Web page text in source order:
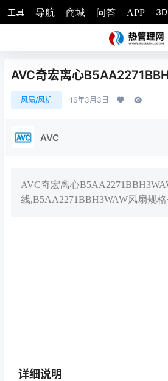
工具 导航 商城 问答 APP 3D
AVC奇宏离心
风扇/风机 16年3月3日
AVC
AVC奇宏离心
线,B5AA2271BBH3WAW风扇规
详细说明